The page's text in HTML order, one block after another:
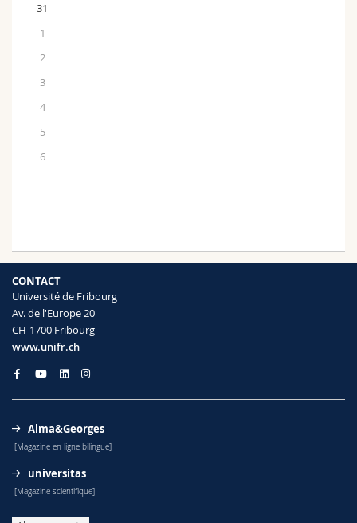
31
1
2
3
4
5
6
CONTACT
Université de Fribourg
Av. de l'Europe 20
CH-1700 Fribourg
www.unifr.ch
Alma&Georges
[Magazine en ligne bilingue]
universitas
[Magazine scientifique]